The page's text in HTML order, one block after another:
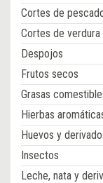
Cortes de
Cortes de verdura
Despojos
Frutos secos
Grasas
Hierbas
Huevos y
Insectos
Leche, nata y